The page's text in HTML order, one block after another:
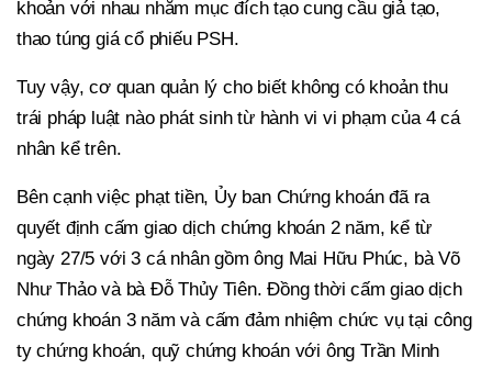
khoản với nhau nhằm mục đích tạo cung cầu giả tạo,
thao túng giá cổ phiếu PSH.
Tuy vậy, cơ quan quản lý cho biết không có khoản thu
trái pháp luật nào phát sinh từ hành vi vi phạm của 4 cá
nhân kể trên.
Bên cạnh việc phạt tiền, Ủy ban Chứng khoán đã ra
quyết định cấm giao dịch chứng khoán 2 năm, kể từ
ngày 27/5 với 3 cá nhân gồm ông Mai Hữu Phúc, bà Võ
Như Thảo và bà Đỗ Thủy Tiên. Đồng thời cấm giao dịch
chứng khoán 3 năm và cấm đảm nhiệm chức vụ tại công
ty chứng khoán, quỹ chứng khoán với ông Trần Minh